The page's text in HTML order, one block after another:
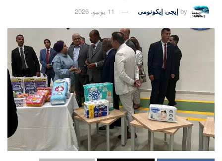
by إيجى إيكونومى 11 يونيو، 2026